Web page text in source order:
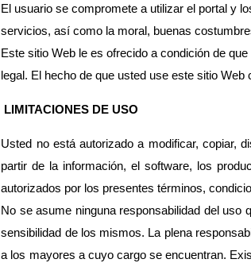
El usuario se compromete a utilizar el portal y
servicios, así como la moral, buenas
Este sitio Web le es ofrecido a condición de
legal. El hecho de que usted use este sitio
LIMITACIONES DE USO
Usted no está autorizado a modificar, copiar,
partir de la información, el software, los
autorizados por los presentes términos,
No se asume ninguna responsabilidad del
sensibilidad de los mismos. La plena
a los mayores a cuyo cargo se encuentran.